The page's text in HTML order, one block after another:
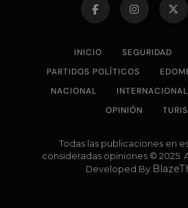
INICIO SEGURIDAD
PARTIDOS POLÍTICOS
NACIONAL
INTERNACIONAL
OPINIÓN
Todas las publicaciones en
consideradas opiniones © 2025.
Developed By